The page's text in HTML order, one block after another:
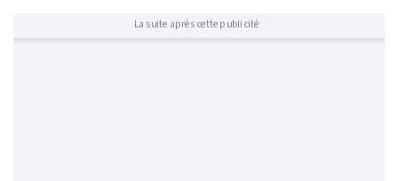
La suite après cette publicité